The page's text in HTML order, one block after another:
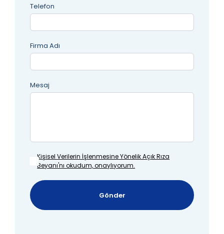
Telefon
Firma Adı
Mesaj
Kişisel Verilerin İşlenmesineYönelik Açık Rıza
Beyanı'nı okudum, onaylıyorum.
Gönder